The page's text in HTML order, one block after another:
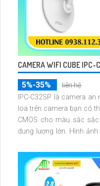
CAMERA WIFI CUBE IPC-
5%-35%
liên hệ
IPC-C32SP là camera
loa trên camera bạn có thể trò
CMOS cho màu sắc
dung lượng lớn. Hình ảnh ban đêm rõ nét với hồng ngoại